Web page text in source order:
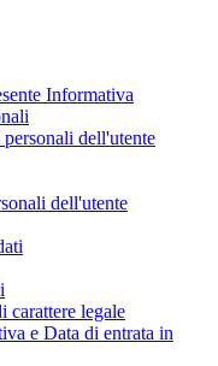
Informativa
dell'utente
dell'utente
carattere legale
e Data di entrata in